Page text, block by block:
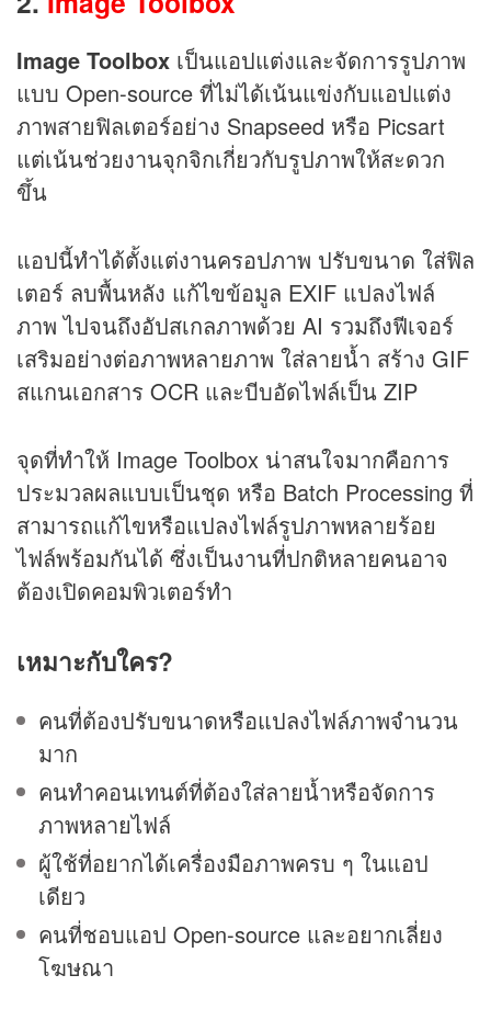
Image Toolbox เป็นแอปแต่งและจัดการรูปภาพ
แบบ Open-source ที่ไม่ได้เน้นแข่งกับแอปแต่ง
ภาพสายฟิลเตอร์อย่าง Snapseed หรือ Picsart
แต่เน้นช่วยงานจุกจิกเกี่ยวกับรูปภาพให้สะดวก
ขึ้น
แอปนี้ทำได้ตั้งแต่งานครอปภาพ ปรับขนาด ใส่ฟิล
เตอร์ ลบพื้นหลัง แก้ไขข้อมูล EXIF แปลงไฟล์
ภาพ ไปจนถึงอัปสเกลภาพด้วย AI รวมถึงฟีเจอร์
เสริมอย่างต่อภาพหลายภาพ ใส่ลายน้ำ สร้าง GIF
สแกนเอกสาร OCR และบีบอัดไฟล์เป็น ZIP
จุดที่ทำให้ Image Toolbox น่าสนใจมากคือการ
ประมวลผลแบบเป็นชุด หรือ Batch Processing ที่
สามารถแก้ไขหรือแปลงไฟล์รูปภาพหลายร้อย
ไฟล์พร้อมกันได้ ซึ่งเป็นงานที่ปกติหลายคนอาจ
ต้องเปิดคอมพิวเตอร์ทำ
เหมาะกับใคร?
คนที่ต้องปรับขนาดหรือแปลงไฟล์ภาพจำนวน
มาก
คนทำคอนเทนต์ที่ต้องใส่ลายน้ำหรือจัดการ
ภาพหลายไฟล์
ผู้ใช้ที่อยากได้เครื่องมือภาพครบ ๆ ในแอป
เดียว
คนที่ชอบแอป Open-source และอยากเลี่ยง
โฆษณา